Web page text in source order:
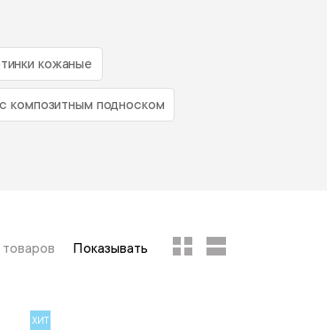
кожаные
с композитным подноском
товаров Показывать
ХИТ